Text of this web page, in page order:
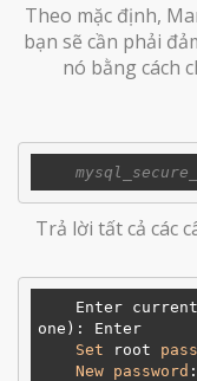
Theo mặc định,
bạn sẽ cần phải
nó bằng cách
Trả lời tất cả các
one): Enter
Set root
New password